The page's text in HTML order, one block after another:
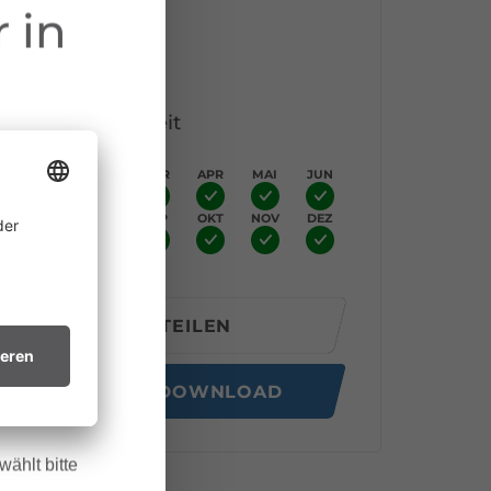
Beste Jahreszeit
JAN MÄR APR MAI JUN
SEP OKT NOV DEZ
TEILEN
GPX DOWNLOAD
in
bitte